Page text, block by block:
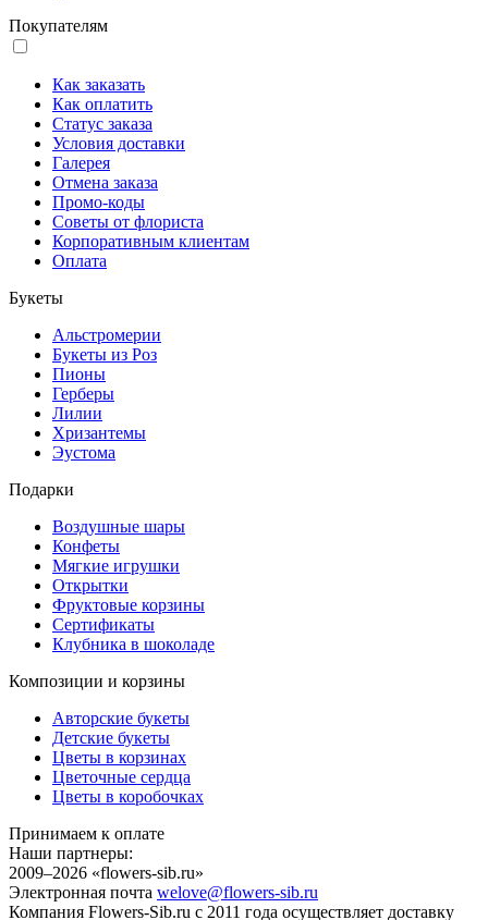
Покупателям
Как заказать
Как оплатить
Статус заказа
Условия доставки
Галерея
Отмена заказа
Промо-коды
Советы от флориста
Корпоративным клиентам
Оплата
Букеты
Альстромерии
Букеты из Роз
Пионы
Герберы
Лилии
Хризантемы
Эустома
Подарки
Воздушные шары
Конфеты
Мягкие игрушки
Открытки
Фруктовые корзины
Сертификаты
Клубника в шоколаде
Композиции и корзины
Авторские букеты
Детские букеты
Цветы в корзинах
Цветочные сердца
Цветы в коробочках
Принимаем к оплате
Наши партнеры:
2009–2026 «flowers-sib.ru»
Электронная почта welove@flowers-sib.ru
Компания Flowers-Sib.ru с 2011 года осуществляет доставку